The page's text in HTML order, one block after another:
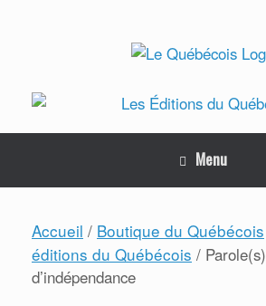
Menu
Accueil / Boutique du Québécois
éditions du Québécois / Parole(s)
d’indépendance